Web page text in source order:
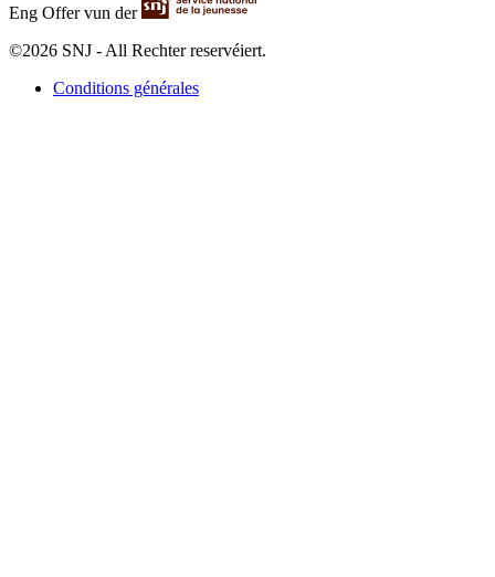
Eng Offer vun der
©2026 SNJ - All Rechter reservéiert.
Conditions générales